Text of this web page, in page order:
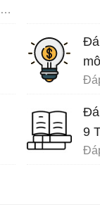
Bài tập cuối khóa Module 9 Tiểu Học đầy đủ
9